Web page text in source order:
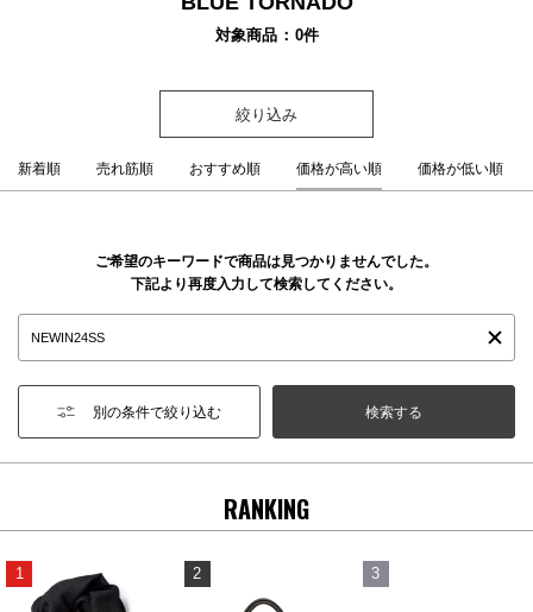
対象商品 0件
絞り込み
新着順 売れ筋順 おすすめ順 価格が高い順 価格が低い順
ご希望のキーワードで商品は見つかりませんでした。
下記より再度入力して検索してください。
別の条件で絞り込む
RANKING
1 2 3